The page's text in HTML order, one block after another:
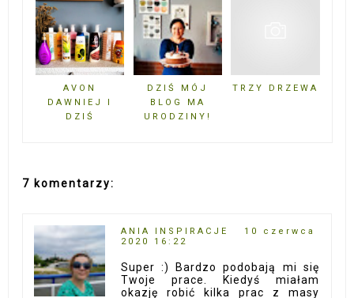
AVON
DAWNIEJ I
DZIŚ
DZIŚ MÓJ
BLOG MA
URODZINY!
TRZY DRZEWA
7 komentarzy:
ANIA INSPIRACJE
10 czerwca
2020 16:22
Super :) Bardzo podobają mi się
Twoje prace. Kiedyś miałam
okazję robić kilka prac z masy